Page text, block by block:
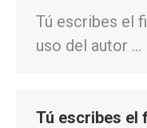
Tú escribes el
uso del autor …
Tú escribes el